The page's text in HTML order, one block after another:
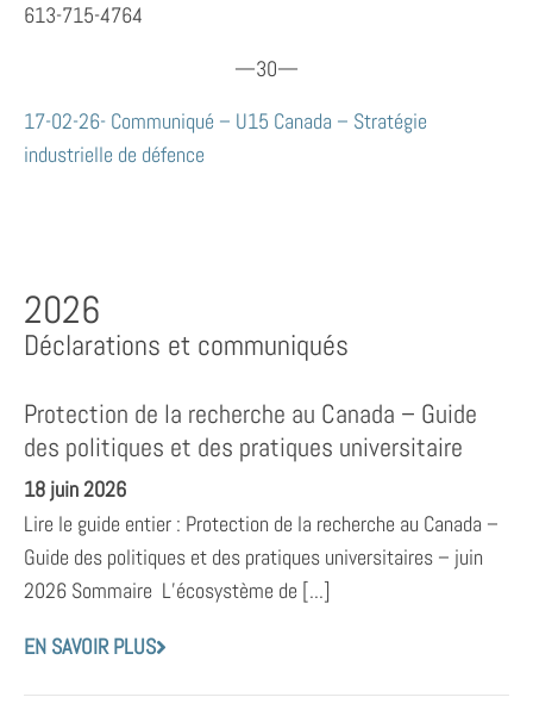
613-715-4764
—30—
17-02-26- Communiqué – U15 Canada – Stratégie
industrielle de défence
2026
Déclarations et communiqués
Protection de la recherche au Canada – Guide
des politiques et des pratiques universitaire
18 juin 2026
Lire le guide entier : Protection de la recherche au Canada –
Guide des politiques et des pratiques universitaires – juin
2026 Sommaire L’écosystème de [...]
EN SAVOIR PLUS